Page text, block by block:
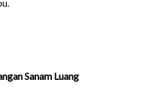
Sanam Luang